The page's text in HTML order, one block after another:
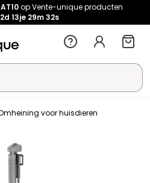
op Vente-unique producten
13je 29m32s
voor huisdieren